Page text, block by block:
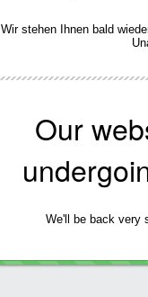
Wir stehen Ihnen bald
Our
We'll be back very